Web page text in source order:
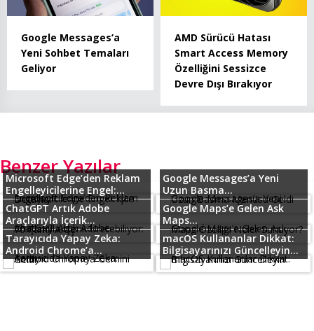
Google Messages’a
Yeni Sohbet Temaları
Geliyor
AMD Sürücü Hatası
Smart Access Memory
Özelliğini Sessizce
Devre Dışı Bırakıyor
Benzer Yazılar
Microsoft Edge’den Reklam
Engelleyicilerine Engel:...
Google Messages’a Yeni
Uzun Basma...
ChatGPT Artık Adobe
Araçlarıyla İçerik...
Google Maps’e Gelen Ask
Maps...
Tarayıcıda Yapay Zeka:
Android Chrome’a...
macOS Kullananlar Dikkat:
Bilgisayarınızı Güncelleyin...